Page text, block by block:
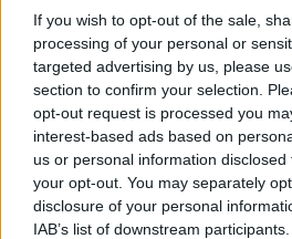
If you wish to opt-out of the sale,
processing of your personal or
targeted advertising by us, please
section to confirm your selection.
opt-out request is processed you
interest-based ads based on
us or personal information
your opt-out. You may separately
disclosure of your personal
IAB’s list of downstream
Η ανακάλυψη της γραφής και η
πληροφορικής
6 Αυγούστου, 2026
TRENDING
ΠΑΝΑΓΙΩΤΗΣ ΜΑΡΓΑΡΗΣ ΠΑΝΟΣ